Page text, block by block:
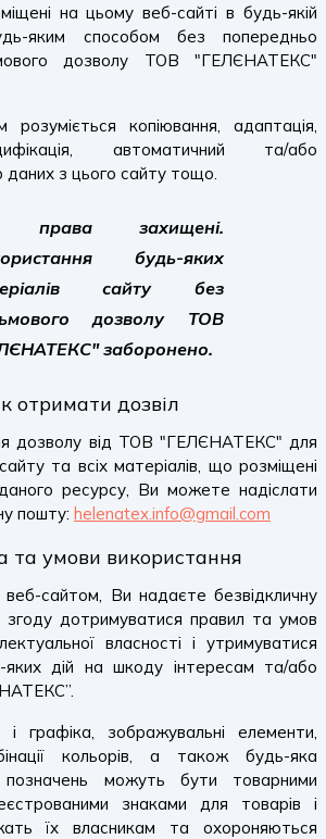
на цьому веб-сайті в будь-якій
яким способом без попередньо
дозволу ТОВ "ГЕЛЄНАТЕКС"
розуміється копіювання, адаптація,
автоматичний та/або
даних з цього сайту тощо.
права захищені.
будь-яких
сайту без
дозволу ТОВ
заборонено.
отримати дозвіл
дозволу від ТОВ "ГЕЛЄНАТЕКС" для
та всіх матеріалів, що розміщені
ресурсу, Ви можете надіслати
пошту: helenatex.info@gmail.com
та умови використання
сайтом, Ви надаєте безвідкличну
дотримуватися правил та умов
власності і утримуватися
яких дій на шкоду інтересам та/або
графіка, зображувальні елементи,
кольорів, а також будь-яка
позначень можуть бути товарними
знаками для товарів і
їх власникам та охороняються